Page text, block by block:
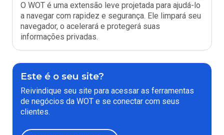
O WOT é uma extensão leve projetada para ajudá-lo
a navegar com rapidez e segurança. Ele limpará seu
navegador, o acelerará e protegerá suas
informações privadas.
Este é o seu site?
Reivindique seu site para acessar as ferramentas
de negócios da WOT e se conectar com seus
clientes.